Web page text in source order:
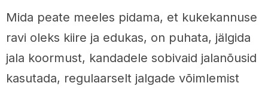
Mida peate meeles pidama, et kukekannuse
ravi oleks kiire ja edukas, on puhata, jälgida
jala koormust, kandadele sobivaid jalanõusid
kasutada, regulaarselt jalgade võimlemist